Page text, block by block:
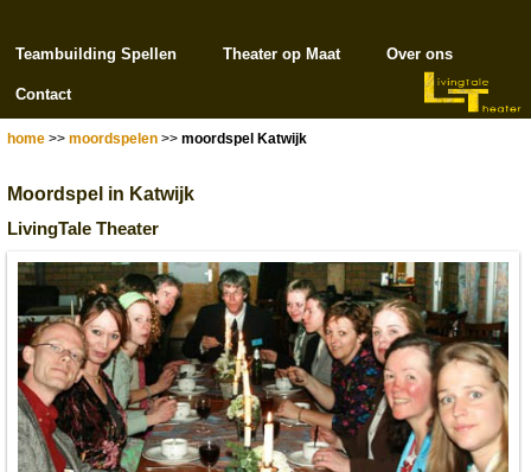
Teambuilding Spellen Theater op Maat Over ons
Contact
home >> moordspelen >> moordspel Katwijk
Moordspel in Katwijk
LivingTale Theater